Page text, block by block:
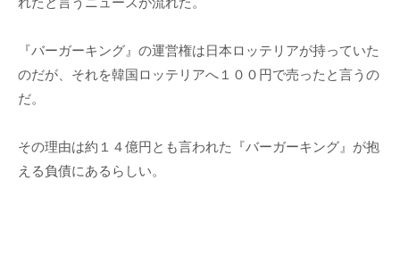
『バーガーキング』の運営権は日本ロッテリアが持っていた
のだが、それを韓国ロッテリアへ１００円で売ったと言うの
だ。
その理由は約１４億円とも言われた『バーガーキング』が抱
える負債にあるらしい。